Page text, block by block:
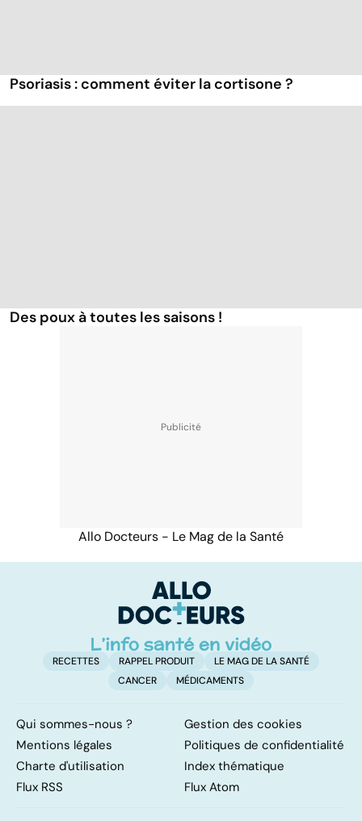
Psoriasis : comment éviter la cortisone ?
Des poux à toutes les saisons !
Allo Docteurs - Le Mag de la Santé
RECETTES RAPPEL PRODUIT
LE MAG DE LA SANTÉ
CANCER
MÉDICAMENTS
Qui sommes-nous ?
Gestion des cookies
Mentions légales
Politiques de confidentialité
Charte d'utilisation
Index thématique
Flux RSS
Flux Atom